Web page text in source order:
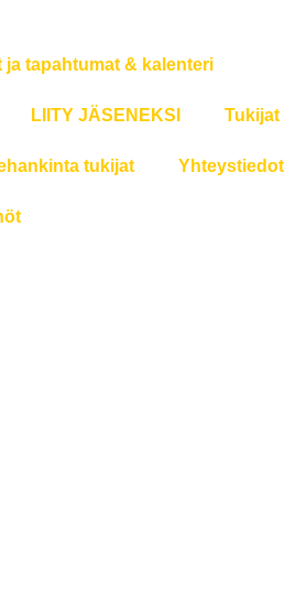
ja tapahtumat & kalenteri
LIITY JÄSENEKSI Tukijat
tukijat Yhteystiedot